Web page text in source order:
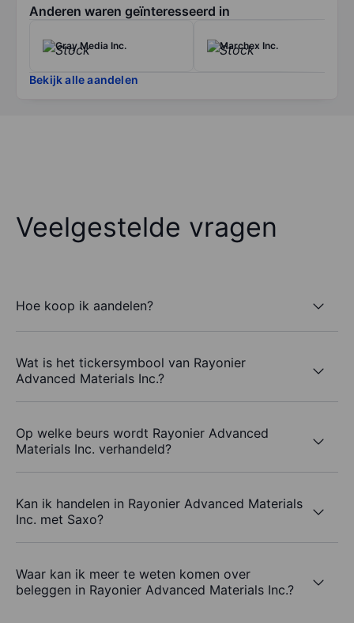
Anderen waren geïnteresseerd in
Gray Media Inc. Marchex Inc.
Bekijk alle aandelen
Veelgestelde vragen
Hoe koop ik aandelen?
Wat is het tickersymbool van Rayonier
Advanced Materials Inc.?
Op welke beurs wordt Rayonier Advanced
Materials Inc. verhandeld?
Kan ik handelen in Rayonier Advanced Materials
Inc. met Saxo?
Waar kan ik meer te weten komen over
beleggen in Rayonier Advanced Materials Inc.?